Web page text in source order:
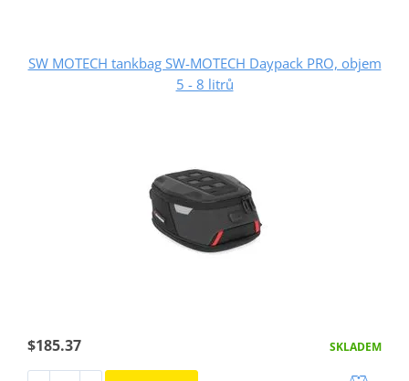
SW MOTECH tankbag SW-MOTECH Daypack PRO, objem
5 - 8 litrů
$185.37 SKLADEM